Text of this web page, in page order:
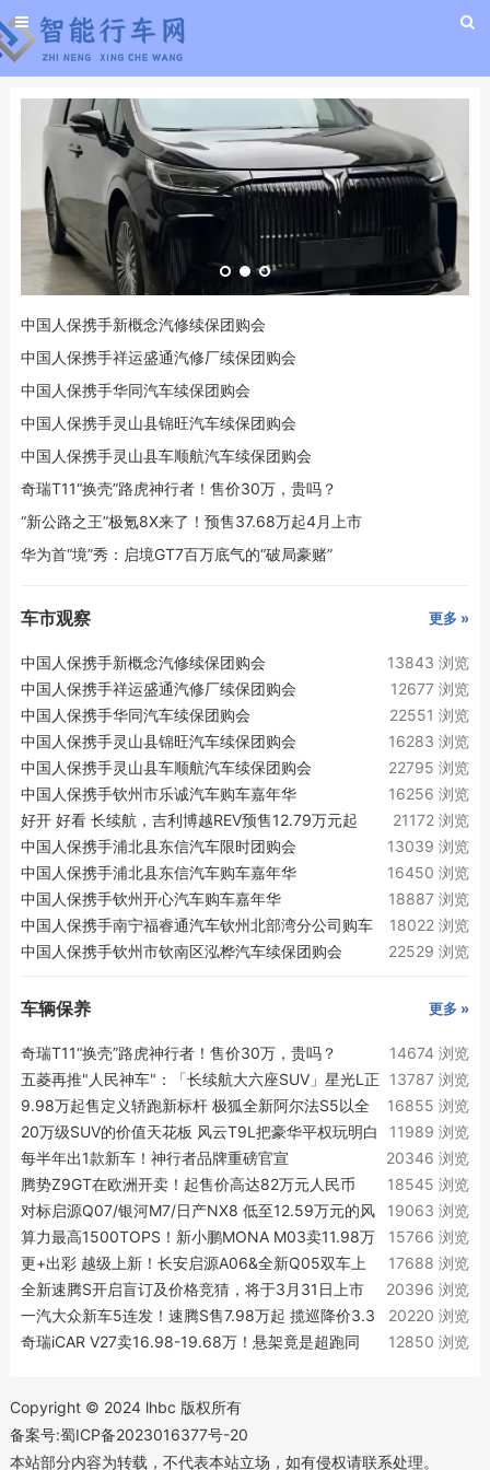
中国人保携手新概念汽修续保团购会
中国人保携手祥运盛通汽修厂续保团购会
中国人保携手华同汽车续保团购会
中国人保携手灵山县锦旺汽车续保团购会
中国人保携手灵山县车顺航汽车续保团购会
奇瑞T11“换壳”路虎神行者！售价30万，贵吗？
“新公路之王”极氪8X来了！预售37.68万起4月上市
华为首“境”秀：启境GT7百万底气的“破局豪赌”
车市观察 更多 »
中国人保携手新概念汽修续保团购会
13843 浏览
中国人保携手祥运盛通汽修厂续保团购会
12677 浏览
中国人保携手华同汽车续保团购会
22551 浏览
中国人保携手灵山县锦旺汽车续保团购会
16283 浏览
中国人保携手灵山县车顺航汽车续保团购会
22795 浏览
中国人保携手钦州市乐诚汽车购车嘉年华
16256 浏览
好开 好看 长续航，吉利博越REV预售12.79万元起
21172 浏览
中国人保携手浦北县东信汽车限时团购会
13039 浏览
中国人保携手浦北县东信汽车购车嘉年华
16450 浏览
中国人保携手钦州开心汽车购车嘉年华
18887 浏览
中国人保携手南宁福睿通汽车钦州北部湾分公司购车
嘉年华
18022 浏览
中国人保携手钦州市钦南区泓桦汽车续保团购会
22529 浏览
车辆保养 更多 »
奇瑞T11“换壳”路虎神行者！售价30万，贵吗？
14674 浏览
五菱再推"人民神车"：「长续航大六座SUV」星光L正
式亮相！
13787 浏览
9.98万起售定义轿跑新标杆 极狐全新阿尔法S5以全
维越级实力律动上市
16855 浏览
20万级SUV的价值天花板 风云T9L把豪华平权玩明白
了
11989 浏览
每半年出1款新车！神行者品牌重磅官宣
20346 浏览
腾势Z9GT在欧洲开卖！起售价高达82万元人民币
18545 浏览
对标启源Q07/银河M7/日产NX8 低至12.59万元的风
云T9L超了谁的车？
19063 浏览
算力最高1500TOPS！新小鹏MONA M03卖11.98万
起
15766 浏览
更+出彩 越级上新！长安启源A06&全新Q05双车上
新实力越级
17688 浏览
全新速腾S开启盲订及价格竞猜，将于3月31日上市
20396 浏览
一汽大众新车5连发！速腾S售7.98万起 揽巡降价3.3
万
20220 浏览
奇瑞iCAR V27卖16.98-19.68万！悬架竟是超跑同
12850 浏览
Copyright © 2024 lhbc 版权所有
备案号:蜀ICP备2023016377号-20
本站部分内容为转载，不代表本站立场，如有侵权请联系处理。